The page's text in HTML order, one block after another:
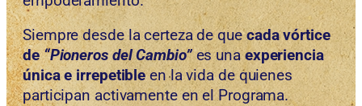
Siempre desde la certeza de quecada vórtice
de“Pioneros del Cambio”es unaexperiencia
única e irrepetibleen la vida de quienes
participan activamente en el Programa.